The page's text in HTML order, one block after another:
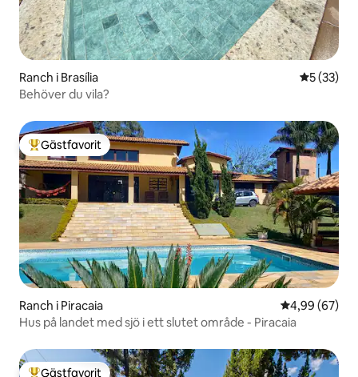
Ranch i Brasília 5 av 5 i
5 (33)
Behöver du vila?
Populär gästfavorit
Gästfavorit
Ranch i Piracaia 4,99 av 5 i
4,99 (67)
Hus på landet med sjö i ett slutet område - Piracaia
Gästfavorit